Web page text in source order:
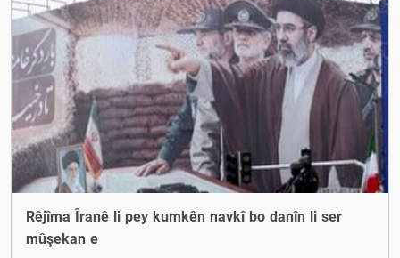
Rêjîma Îranê li pey kumkên navkî bo danîn li ser
mûşekan e